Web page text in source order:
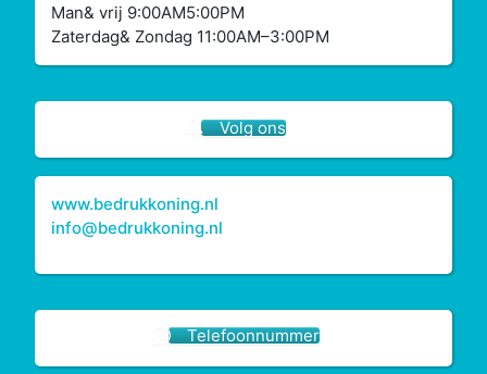
Man& vrij 9:00AM5:00PM
Zaterdag& Zondag 11:00AM–3:00PM
Volg ons
www.bedrukkoning.nl
info@bedrukkoning.nl
Telefoonnummer